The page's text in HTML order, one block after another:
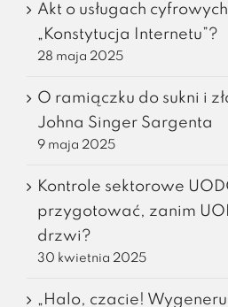
Akt o usługach
„Konstytucja Internetu”?
28 maja 2025
O ramiączku do sukni i
Johna Singer Sargenta
9 maja 2025
Kontrole sektorowe
przygotować, zanim
drzwi?
30 kwietnia 2025
„Halo, czacie!